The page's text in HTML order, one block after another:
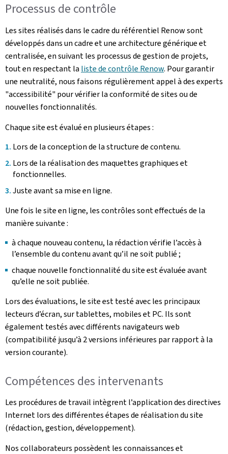
Processus de contrôle
Les sites réalisés dans le cadre du référentiel Renow sont
développés dans un cadre et une architecture générique et
centralisée, en suivant les processus de gestion de projets,
tout en respectant la liste de contrôle Renow. Pour garantir
une neutralité, nous faisons régulièrement appel à des experts
"accessibilité" pour vérifier la conformité de sites ou de
nouvelles fonctionnalités.
Chaque site est évalué en plusieurs étapes :
Lors de la conception de la structure de contenu.
Lors de la réalisation des maquettes graphiques et
fonctionnelles.
Juste avant sa mise en ligne.
Une fois le site en ligne, les contrôles sont effectués de la
manière suivante :
à chaque nouveau contenu, la rédaction vérifie l’accès à
l’ensemble du contenu avant qu’il ne soit publié ;
chaque nouvelle fonctionnalité du site est évaluée avant
qu’elle ne soit publiée.
Lors des évaluations, le site est testé avec les principaux
lecteurs d’écran, sur tablettes, mobiles et PC. Ils sont
également testés avec différents navigateurs web
(compatibilité jusqu’à 2 versions inférieures par rapport à la
version courante).
Compétences des intervenants
Les procédures de travail intègrent l’application des directives
Internet lors des différentes étapes de réalisation du site
(rédaction, gestion, développement).
Nos collaborateurs possèdent les connaissances et